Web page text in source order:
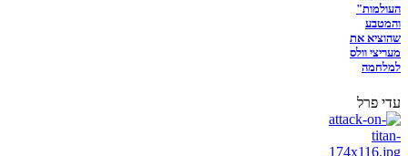
העולמות"
והמטבע
שהוציא את
מעריצי וולס
למלחמה
עדי פרל